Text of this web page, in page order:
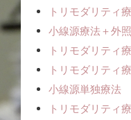
トリモダリティ
小線源療法＋外
トリモダリティ
トリモダリティ
小線源単独療
トリモダリティ